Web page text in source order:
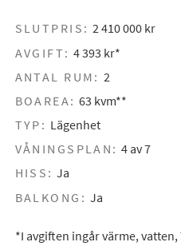
SLUTPRIS: 2 410 000 kr
AVGIFT: 4 393 kr*
ANTAL RUM: 2
BOAREA: 63 kvm**
TYP: Lägenhet
VÅNINGSPLAN: 4 av 7
HISS: Ja
BALKONG: Ja
*I avgiften ingår värme,